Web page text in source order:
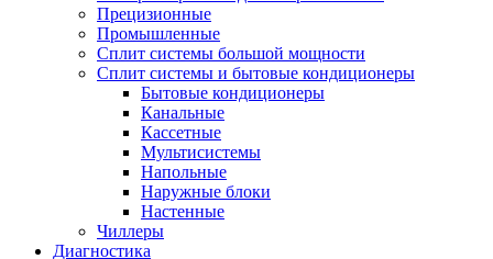
Прецизионные
Промышленные
Сплит системы большой мощности
Сплит системы и бытовые кондиционеры
Бытовые кондиционеры
Канальные
Кассетные
Мультисистемы
Напольные
Наружные блоки
Настенные
Чиллеры
Диагностика